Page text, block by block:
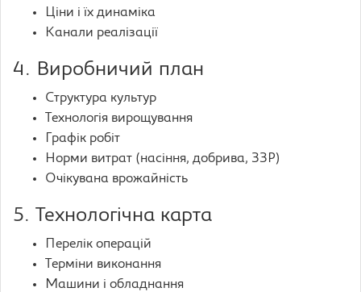
Ціни і їх динаміка
Канали реалізації
4. Виробничий план
Структура культур
Технологія вирощування
Графік робіт
Норми витрат (насіння, добрива, ЗЗР)
Очікувана врожайність
5. Технологічна карта
Перелік операцій
Терміни виконання
Машини і обладнання